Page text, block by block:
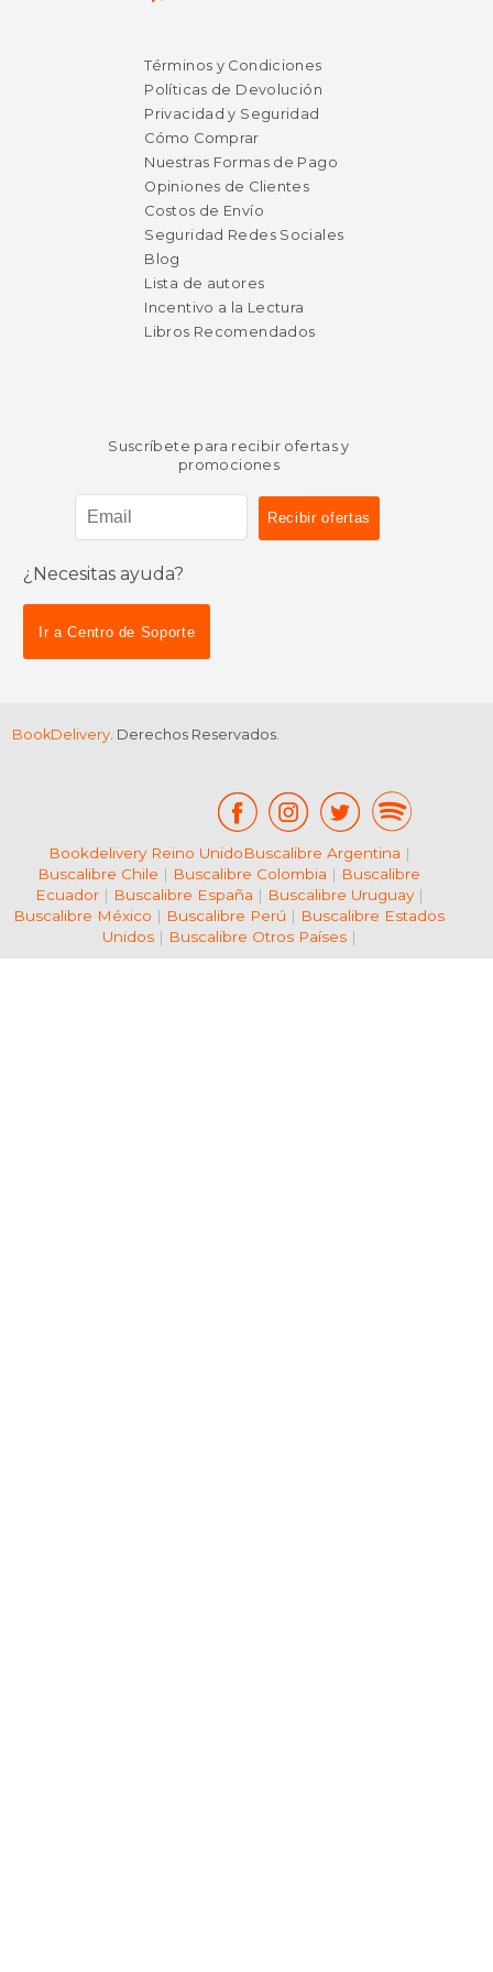
$ 19.96 dcto.
dcto. $ 35.76
Términos y Condiciones
Políticas de Devolución
Privacidad y Seguridad
Cómo Comprar
Nuestras Formas de Pago
Opiniones de Clientes
Costos de Envío
Seguridad Redes Sociales
Blog
Lista de autores
Incentivo a la Lectura
Libros Recomendados
Suscríbete para recibir ofertas y
promociones
¿Necesitas ayuda?
Ir a Centro de Soporte
BookDelivery. Derechos Reservados.
Bookdelivery Reino UnidoBuscalibre Argentina |
Buscalibre Chile | Buscalibre Colombia | Buscalibre
Ecuador| Buscalibre España | Buscalibre Uruguay|
Buscalibre México | Buscalibre Perú | Buscalibre Estados
Unidos| Buscalibre Otros Países|